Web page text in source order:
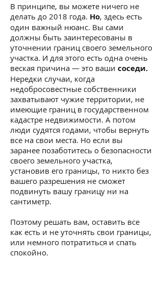
В принципе, вы можете ничего не
делать до 2018 года. Но, здесь есть
один важный нюанс. Вы сами
должны быть заинтересованы в
уточнении границ своего земельного
участка. И для этого есть одна очень
веская причина — это ваши соседи.
Нередки случаи, когда
недобросовестные собственники
захватывают чужие территории, не
имеющие границ в государственном
кадастре недвижимости. А потом
люди судятся годами, чтобы вернуть
все на свои места. Но если вы
заранее позаботитесь о безопасности
своего земельного участка,
установив его границы, то никто без
вашего разрешения не сможет
подвинуть вашу границу ни на
сантиметр.
Поэтому решать вам, оставить все
как есть и не уточнять свои границы,
или немного потратиться и спать
спокойно.